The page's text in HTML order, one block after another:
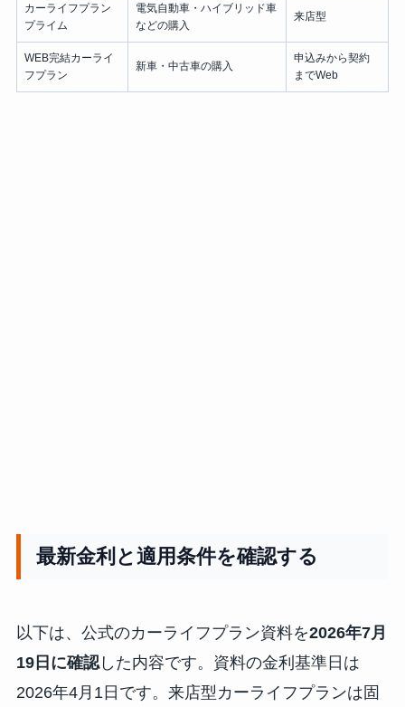
カーライフプラン
プライム
電気自動車・ハイブリッド車
などの購入
来店型
WEB完結カーライ
フプラン
新車・中古車の購入
申込みから契約
までWeb
最新金利と適用条件を確認する
以下は、公式のカーライフプラン資料を2026年7月
19日に確認した内容です。資料の金利基準日は
2026年4月1日です。来店型カーライフプランは固